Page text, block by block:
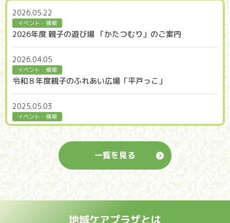
2026.04.01
横浜市平戸地域ケアプラザ
ひらど通信２０２６年４月号を更新しました。
2026.02.25
横浜市平戸地域ケアプラザ
ひらど通信２０２６年３月号更新しました。
2026.02.21
横浜市平戸地域ケアプラザ
ひらど通信２０２６年２月号を更新しました。
2025.12.25
横浜市平戸地域ケアプラザ
ひらど通信2026年1月号を更新しました。
2025.12.13
2026.05.22
イベント・情報
2026年度 親子の遊び場 「かたつむり」のご案内
2026.04.05
イベント・情報
令和８年度親子のふれあい広場「平戸っこ」
2025.05.03
イベント・情報
2025年度 親子の遊び場「かたつむり」のご案内
2025.04.26
イベント・情報
令和7年度 親子のふれあい広場「平戸っこ」
2025.04.14
一覧を見る
地域ケアプラザとは